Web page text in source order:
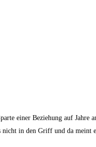
einer Beziehung auf Jahre
in den Griff und da meint